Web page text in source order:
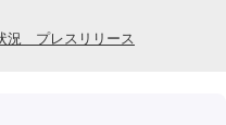
況 プレスリリース